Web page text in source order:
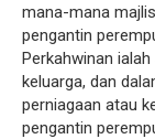
mana-mana
pengantin
Perkahwinan
keluarga, dan
perniagaan atau
pengantin